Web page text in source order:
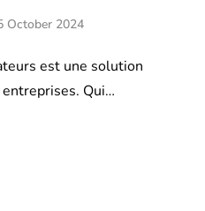
October 2024
est une solution
Qui…